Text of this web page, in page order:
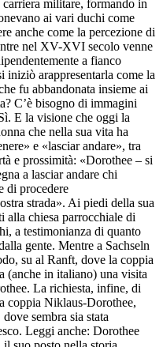
militare, formando in
ai vari duchi come
anche come la percezione di
nel XV-XVI secolo venne
a fianco
iniziò arappresentarla come la
fu abbandonata insieme ai
C’è bisogno di immagini
E la visione che oggi la
che nella sua vita ha
e «lasciar andare», tra
e prossimità: «Dorothee – si
a lasciar andare chi
di procedere
strada». Ai piedi della sua
alla chiesa parrocchiale di
a testimonianza di quanto
gente. Mentre a Sachseln
su al Ranft, dove la coppia
(anche in italiano) una visita
La richiesta, infine, di
coppia Niklaus-Dorothee,
sembra sia stata
Leggi anche: Dorothee